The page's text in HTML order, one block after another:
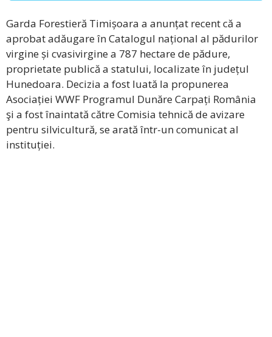
Garda Forestieră Timișoara a anunțat recent că a
aprobat adăugare în Catalogul național al pădurilor
virgine și cvasivirgine a 787 hectare de pădure,
proprietate publică a statului, localizate în județul
Hunedoara. Decizia a fost luată la propunerea
Asociației WWF Programul Dunăre Carpați România
şi a fost înaintată către Comisia tehnică de avizare
pentru silvicultură, se arată într-un comunicat al
instituției.